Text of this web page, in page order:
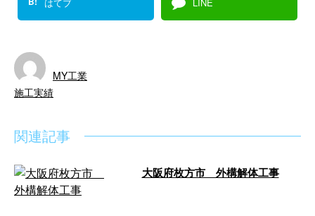
はてブ LINE
MY工業
施工実績
関連記事
大阪府枚方市 外構解体工事